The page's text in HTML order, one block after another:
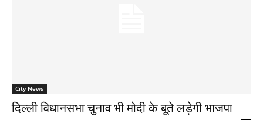
City News
दिल्ली विधानसभा चुनाव भी मोदी के बूते लड़ेगी भाजपा